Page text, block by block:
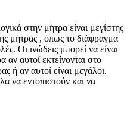
στην μήτρα είναι μεγίστης
μήτρας , όπως το διάφραγμα
Οι ινώδεις μπορεί να είναι
αν αυτοί εκτείνονται στο
ή αν αυτοί είναι μεγάλοι.
να εντοπιστούν και να